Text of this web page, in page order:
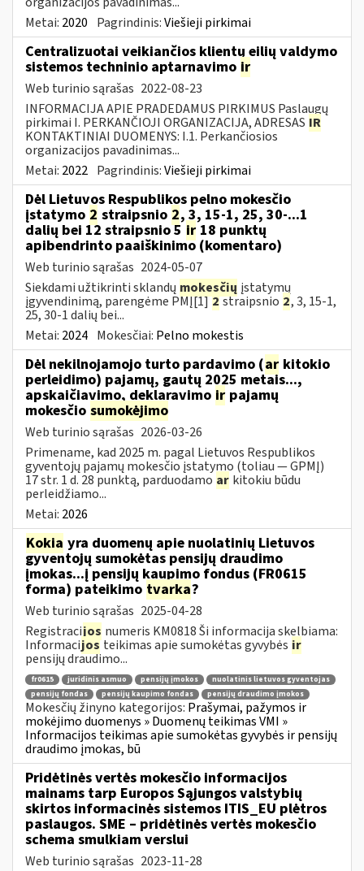
Metai: 2020 Pagrindinis:Viešieji pirkimai
Centralizuotai veikiančios klientų eilių valdymo
sistemos techninio aptarnavimo ir
Web turinio sąrašas 2022-08-23
INFORMACIJA APIE PRADEDAMUS PIRKIMUS Paslaugų
pirkimai I. PERKANČIOJI ORGANIZACIJA, ADRESAS IR
KONTAKTINIAI DUOMENYS: I.1. Perkančiosios
organizacijos pavadinimas...
Metai: 2022 Pagrindinis:Viešieji pirkimai
Dėl Lietuvos Respublikos pelno mokesčio
įstatymo 2 straipsnio 2, 3, 15-1, 25, 30-...1
dalių bei 12 straipsnio 5 ir 18 punktų
apibendrinto paaiškinimo (komentaro)
Web turinio sąrašas 2024-05-07
Siekdami užtikrinti sklandų mokesčių įstatymų
įgyvendinimą, parengėme PMĮ[1]2straipsnio 2, 3, 15-1,
25, 30-1 dalių bei...
Metai: 2024 Mokesčiai: Pelno mokestis
Dėl nekilnojamojo turto pardavimo (ar kitokio
perleidimo) pajamų, gautų 2025 metais...,
apskaičiavimo, deklaravimo ir pajamų
mokesčio sumokėjimo
Web turinio sąrašas 2026-03-26
Primename, kad 2025 m. pagal Lietuvos Respublikos
gyventojų pajamų mokesčio įstatymo (toliau — GPMĮ)
17 str. 1 d. 28 punktą, parduodamo ar kitokiu būdu
perleidžiamo...
Metai: 2026
Kokia yra duomenų apie nuolatinių Lietuvos
gyventojų sumokėtas pensijų draudimo
įmokas...į pensijų kaupimo fondus (FR0615
forma) pateikimo tvarka?
Web turinio sąrašas 2025-04-28
Registracijos numeris KM0818 Ši informacija skelbiama:
Informacijosteikimas apie sumokėtas gyvybės ir
pensijų draudimo...
fr0615 juridinis asmuo pensijų įmokos
nuolatinis lietuvos gyventojas
pensijų fondas
pensijų kaupimo fondas pensijų draudimo įmokos
Mokesčių žinyno kategorijos: Prašymai, pažymos ir
mokėjimo duomenys » Duomenų teikimas VMI »
Informacijos teikimas apie sumokėtas gyvybės ir pensijų
draudimo įmokas, bū
Pridėtinės vertės mokesčio informacijos
mainams tarp Europos Sąjungos valstybių
skirtos informacinės sistemos ITIS_EU plėtros
paslaugos. SME – pridėtinės vertės mokesčio
schema smulkiam verslui
Web turinio sąrašas 2023-11-28